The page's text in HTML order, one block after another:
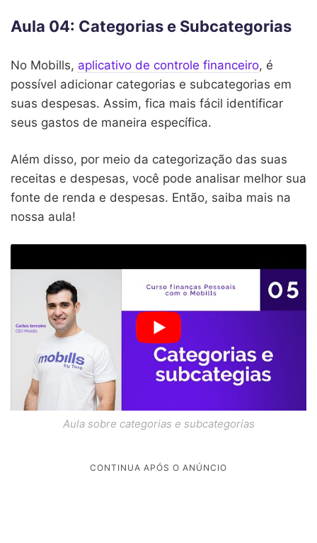
Aula 04: Categorias e Subcategorias
No Mobills, aplicativo de controle financeiro, é
possível adicionar categorias e subcategorias em
suas despesas. Assim, fica mais fácil identificar
seus gastos de maneira específica.
Além disso, por meio da categorização das suas
receitas e despesas, você pode analisar melhor sua
fonte de renda e despesas. Então, saiba mais na
nossa aula!
Aula sobre categorias e subcategorias